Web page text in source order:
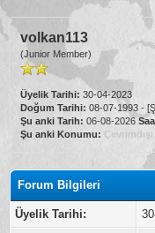
volkan113
(Junior Member)
Üyelik Tarihi: 30-04-2023
Doğum Tarihi: 08-07-1993 -
Şu anki Tarih: 06-08-2026
Şu anki Konumu: Çevrimdışı
Forum Bilgileri
Üyelik Tarihi: